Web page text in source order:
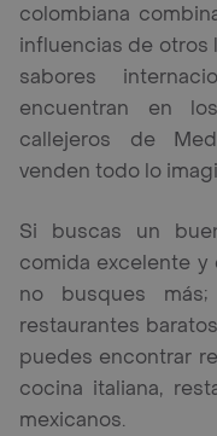
colombiana
influencias de otros
sabores
encuentran en
callejeros de
venden todo lo
Si buscas un
comida excelente y
no busques
restaurantes
puedes encontrar
cocina italiana,
mexicanos.